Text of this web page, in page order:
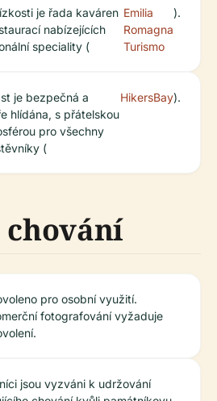
je řada kaváren
nabízejících
speciality (
Emilia
Romagna
Turismo
).
je bezpečná a
hlídána, s přátelskou
pro všechny
(
HikersBay).
pro osobní využití.
fotografování vyžaduje
jsou vyzváni k udržování